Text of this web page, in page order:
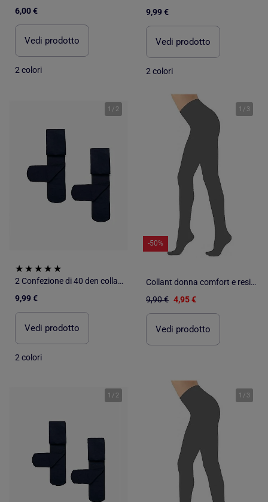
6,00 €
Vedi prodotto
2 colori
9,99 €
Vedi prodotto
2 colori
1 / 2
2 Confezione di 40 den collant in microfibra
9,99 €
Vedi prodotto
2 colori
1 / 3
-50%
Collant donna comfort e resistenza DIAMANTINO
9,90 € 4,95 €
Vedi prodotto
1 / 2 1 / 3